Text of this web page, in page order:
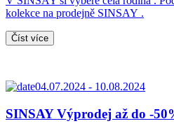
kolekce na prodejně SINSAY .
Číst více
04.07.2024 - 10.08.2024
SINSAY Výprodej až do -